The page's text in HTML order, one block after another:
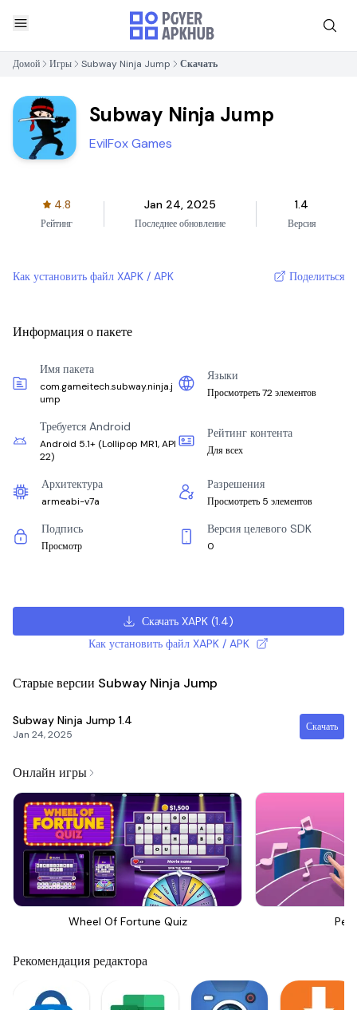
Домой Игры Subway Ninja Jump Скачать
Subway Ninja Jump
EvilFox Games
4.8
Рейтинг
Jan 24, 2025
Последнее обновление
1.4
Версия
Как установить файл XAPK / APK Поделиться
Информация о пакете
Имя пакета
com.gameitech.subway.ninja.j
ump
Языки
Просмотреть 72 элементов
Требуется Android
Android 5.1+ (Lollipop MR1, API
22)
Рейтинг контента
Для всех
Архитектура
armeabi-v7a
Разрешения
Просмотреть 5 элементов
Подпись
Просмотр
Версия целевого SDK
0
Скачать XAPK (1.4)
Как установить файл XAPK / APK
Старые версии Subway Ninja Jump
Subway Ninja Jump 1.4
Jan 24, 2025
Скачать
Онлайн игры
Wheel Of Fortune Quiz
Рекомендация редактора